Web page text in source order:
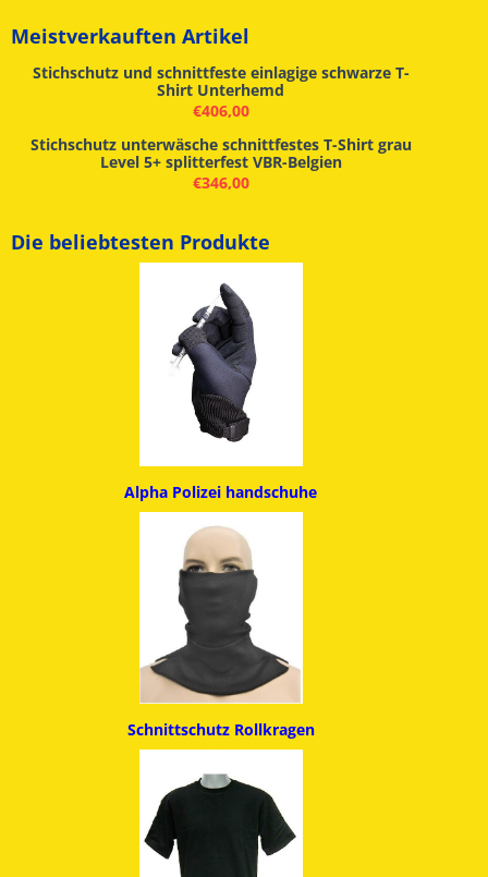
Meistverkauften Artikel
Stichschutz und schnittfeste einlagige schwarze T-
Shirt Unterhemd
€406,00
Stichschutz unterwäsche schnittfestes T-Shirt grau
Level 5+ splitterfest VBR-Belgien
€346,00
Die beliebtesten Produkte
Alpha Polizei handschuhe
SchnittschutzRollkragen